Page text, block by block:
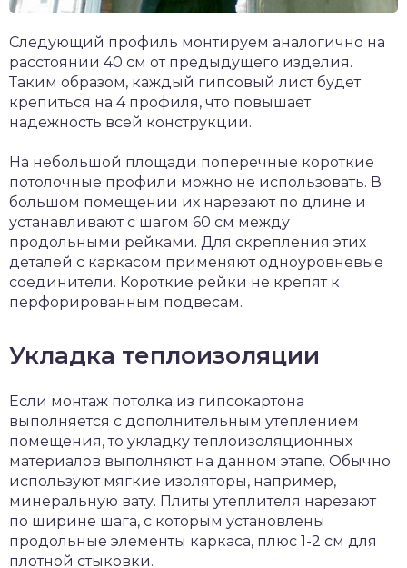
Следующий профиль монтируем аналогично на
расстоянии 40 см от предыдущего изделия.
Таким образом, каждый гипсовый лист будет
крепиться на 4 профиля, что повышает
надежность всей конструкции.
На небольшой площади поперечные короткие
потолочные профили можно не использовать. В
большом помещении их нарезают по длине и
устанавливают с шагом 60 см между
продольными рейками. Для скрепления этих
деталей с каркасом применяют одноуровневые
соединители. Короткие рейки не крепят к
перфорированным подвесам.
Укладка теплоизоляции
Если монтаж потолка из гипсокартона
выполняется с дополнительным утеплением
помещения, то укладку теплоизоляционных
материалов выполняют на данном этапе. Обычно
используют мягкие изоляторы, например,
минеральную вату. Плиты утеплителя нарезают
по ширине шага, с которым установлены
продольные элементы каркаса, плюс 1-2 см для
плотной стыковки.